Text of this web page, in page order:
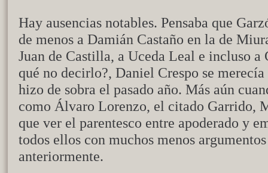
Hay ausencias notables. Pensaba que
de menos a Damián Castaño en la de
Juan de Castilla, a Uceda Leal e incluso a
qué no decirlo?, Daniel Crespo se
hizo de sobra el pasado año. Más aún
como Álvaro Lorenzo, el citado Garrido,
que ver el parentesco entre apoderado y
todos ellos con muchos menos
anteriormente.